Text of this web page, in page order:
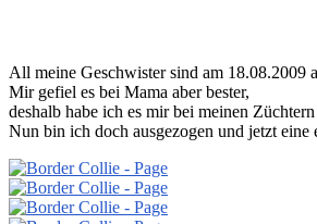
All meine Geschwister sind am 18.08.2009
Mir gefiel es bei Mama aber bester,
deshalb habe ich es mir bei meinen
Nun bin ich doch ausgezogen und jetzt eine